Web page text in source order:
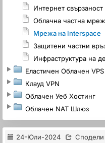
Интернет
Облачна частна
Мрежа на Interspace
Защитени частни
Инфраструктура на
Еластичен Облачен VPS
Клауд VPN
Облачен Уеб Хостинг
Облачен NAT Шлюз
24-Юли-2024 Сподели